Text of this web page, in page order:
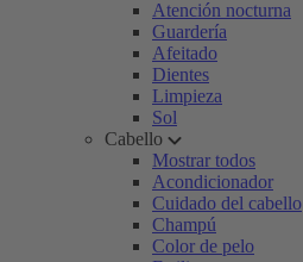
Atención nocturna
Guardería
Afeitado
Dientes
Limpieza
Sol
Cabello
Mostrar todos
Acondicionador
Cuidado del cabello
Champú
Color de pelo